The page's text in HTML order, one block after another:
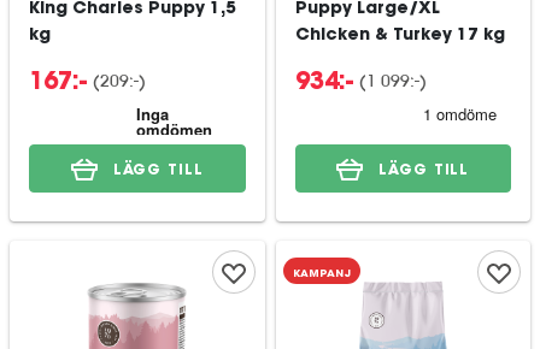
King Charles Puppy 1,5
kg
167:- (209:-)
LÄGG TILL
Puppy Large/XL
Chicken & Turkey 17 kg
934:- (1 099:-)
LÄGG TILL
KAMPANJ